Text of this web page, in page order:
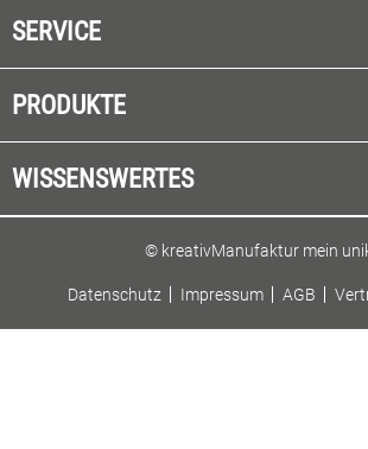
SERVICE
PRODUKTE
WISSENSWERTES
© kreativManufaktur mein
Datenschutz Impressum AGB